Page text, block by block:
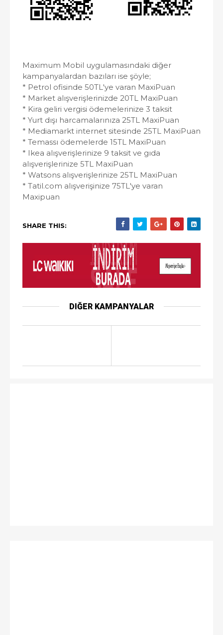
Maximum Mobil uygulamasındaki diğer
kampanyalardan bazıları ise şöyle;
* Petrol ofisinde 50TL'ye varan MaxiPuan
* Market alışverişlerinizde 20TL MaxiPuan
* Kira geliri vergisi ödemelerinize 3 taksit
* Yurt dışı harcamalarınıza 25TL MaxiPuan
* Mediamarkt internet sitesinde 25TL MaxiPuan
* Temassı ödemelerde 15TL MaxiPuan
* Ikea alışverişlerinize 9 taksit ve gıda
alışverişlerinize 5TL MaxiPuan
* Watsons alışverişlerinize 25TL MaxiPuan
* Tatil.com alışverişinize 75TL'ye varan
Maxipuan
SHARE THIS:
DIĞER KAMPANYALAR